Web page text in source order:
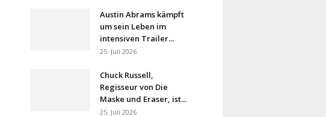
Austin Abrams kämpft
um sein Leben im
intensiven Trailer...
25. Juli 2026
Chuck Russell,
Regisseur von Die
Maske und Eraser, ist...
25. Juli 2026